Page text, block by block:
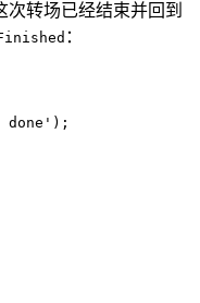
次转场已经结束并回到
：
' ) ;